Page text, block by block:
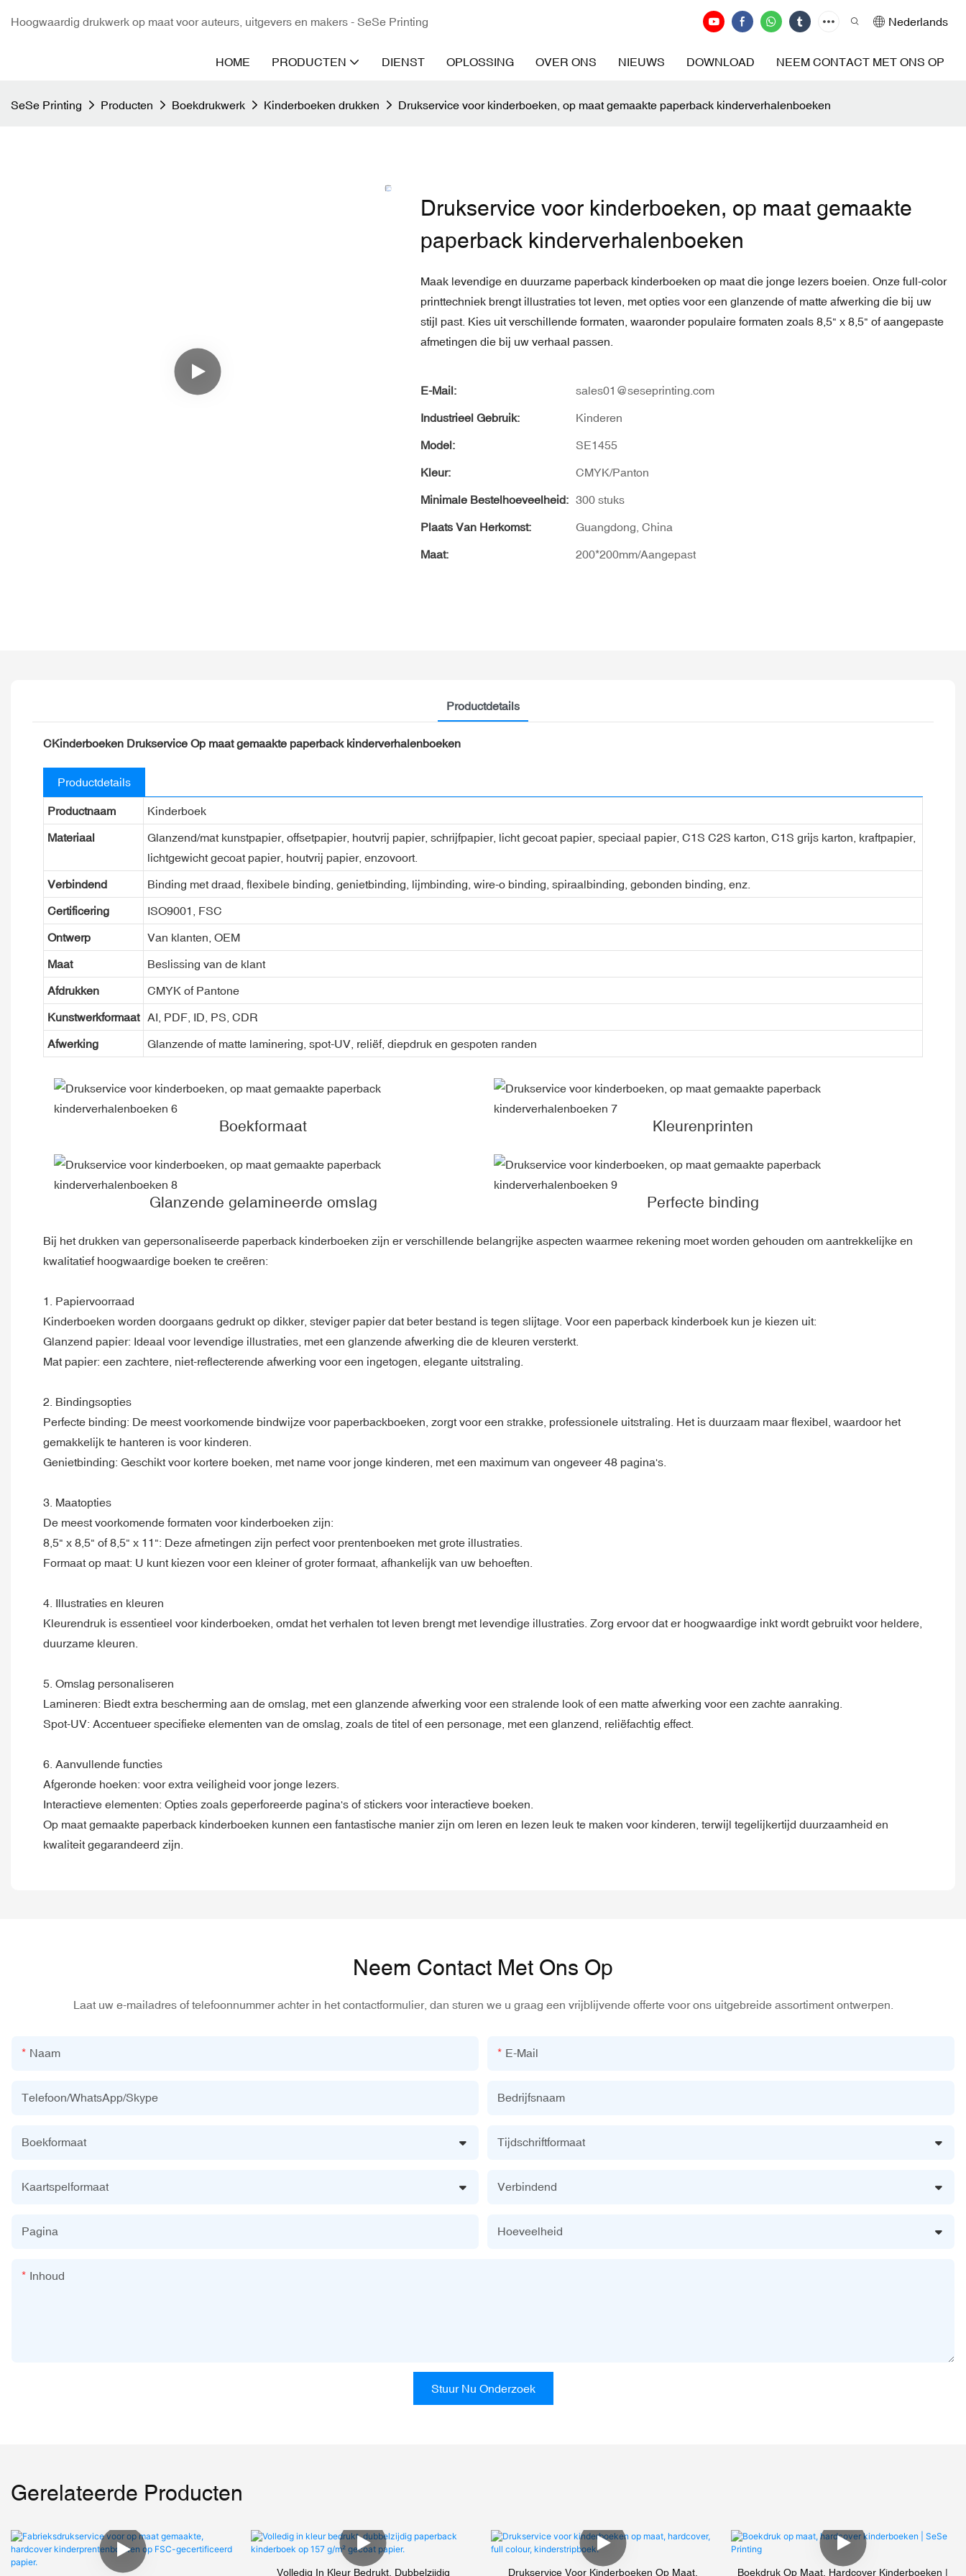
Hoogwaardig drukwerk op maat voor auteurs, uitgevers en makers - SeSe Printing Nederlands
HOME PRODUCTEN DIENST OPLOSSING OVER ONS NIEUWS DOWNLOAD NEEM CONTACT MET ONS OP
SeSe Printing Producten Boekdrukwerk Kinderboeken drukken Drukservice voor kinderboeken, op maat gemaakte paperback kinderverhalenboeken
Drukservice voor kinderboeken, op maat gemaakte
paperback kinderverhalenboeken
Maak levendige en duurzame paperback kinderboeken op maat die jonge lezers boeien. Onze full-color
printtechniek brengt illustraties tot leven, met opties voor een glanzende of matte afwerking die bij uw
stijl past. Kies uit verschillende formaten, waaronder populaire formaten zoals 8,5" x 8,5" of aangepaste
afmetingen die bij uw verhaal passen.
E-Mail: sales01@seseprinting.com
Industrieel Gebruik: Kinderen
Model: SE1455
Kleur: CMYK/Panton
Minimale Bestelhoeveelheid: 300 stuks
Plaats Van Herkomst: Guangdong, China
Maat: 200*200mm/Aangepast
Productdetails
CKinderboeken Drukservice Op maat gemaakte paperback kinderverhalenboeken
Productdetails
Productnaam Kinderboek
Materiaal
Glanzend/mat kunstpapier, offsetpapier, houtvrij papier, schrijfpapier, licht gecoat papier, speciaal papier, C1S C2S karton, C1S grijs karton, kraftpapier,
lichtgewicht gecoat papier, houtvrij papier, enzovoort.
Verbindend Binding met draad, flexibele binding, genietbinding, lijmbinding, wire-o binding, spiraalbinding, gebonden binding, enz.
Certificering ISO9001, FSC
Ontwerp Van klanten, OEM
Maat Beslissing van de klant
Afdrukken CMYK of Pantone
Kunstwerkformaat AI, PDF, ID, PS, CDR
Afwerking Glanzende of matte laminering, spot-UV, reliëf, diepdruk en gespoten randen
Boekformaat Kleurenprinten
Glanzende gelamineerde omslag Perfecte binding
Bij het drukken van gepersonaliseerde paperback kinderboeken zijn er verschillende belangrijke aspecten waarmee rekening moet worden gehouden om aantrekkelijke en
kwalitatief hoogwaardige boeken te creëren:
1. Papiervoorraad
Kinderboeken worden doorgaans gedrukt op dikker, steviger papier dat beter bestand is tegen slijtage. Voor een paperback kinderboek kun je kiezen uit:
Glanzend papier: Ideaal voor levendige illustraties, met een glanzende afwerking die de kleuren versterkt.
Mat papier: een zachtere, niet-reflecterende afwerking voor een ingetogen, elegante uitstraling.
2. Bindingsopties
Perfecte binding: De meest voorkomende bindwijze voor paperbackboeken, zorgt voor een strakke, professionele uitstraling. Het is duurzaam maar flexibel, waardoor het
gemakkelijk te hanteren is voor kinderen.
Genietbinding: Geschikt voor kortere boeken, met name voor jonge kinderen, met een maximum van ongeveer 48 pagina's.
3. Maatopties
De meest voorkomende formaten voor kinderboeken zijn:
8,5" x 8,5" of 8,5" x 11": Deze afmetingen zijn perfect voor prentenboeken met grote illustraties.
Formaat op maat: U kunt kiezen voor een kleiner of groter formaat, afhankelijk van uw behoeften.
4. Illustraties en kleuren
Kleurendruk is essentieel voor kinderboeken, omdat het verhalen tot leven brengt met levendige illustraties. Zorg ervoor dat er hoogwaardige inkt wordt gebruikt voor heldere,
duurzame kleuren.
5. Omslag personaliseren
Lamineren: Biedt extra bescherming aan de omslag, met een glanzende afwerking voor een stralende look of een matte afwerking voor een zachte aanraking.
Spot-UV: Accentueer specifieke elementen van de omslag, zoals de titel of een personage, met een glanzend, reliëfachtig effect.
6. Aanvullende functies
Afgeronde hoeken: voor extra veiligheid voor jonge lezers.
Interactieve elementen: Opties zoals geperforeerde pagina's of stickers voor interactieve boeken.
Op maat gemaakte paperback kinderboeken kunnen een fantastische manier zijn om leren en lezen leuk te maken voor kinderen, terwijl tegelijkertijd duurzaamheid en
kwaliteit gegarandeerd zijn.
Neem Contact Met Ons Op
Laat uw e-mailadres of telefoonnummer achter in het contactformulier, dan sturen we u graag een vrijblijvende offerte voor ons uitgebreide assortiment ontwerpen.
Naam E-Mail
Telefoon/WhatsApp/Skype Bedrijfsnaam
Boekformaat Tijdschriftformaat
Kaartspelformaat Verbindend
Pagina Hoeveelheid
Inhoud
Stuur Nu Onderzoek
Gerelateerde Producten
Volledig In Kleur Bedrukt, Dubbelzijdig Drukservice Voor Kinderboeken Op Maat, Boekdruk Op Maat, Hardcover Kinderboeken |